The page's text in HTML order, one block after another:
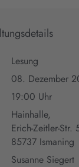
Lesung
08. Dezember
19:00 Uhr
Hainhalle,
Erich-Zeitler-Str.
85737 Ismaning
Susanne Siegert